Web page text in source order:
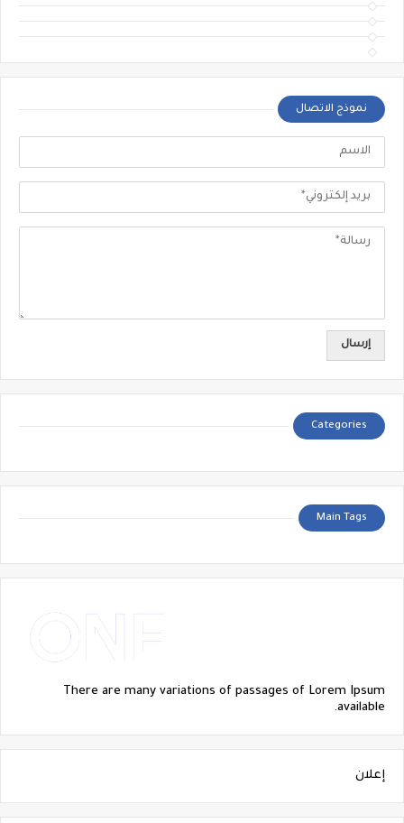
نموذج الاتصال
Categories
Main Tags
There are many variations of passages of Lorem Ipsum
available.
إعلان